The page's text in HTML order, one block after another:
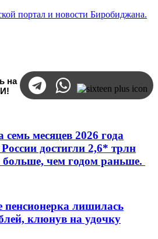
на
месяцев 2026 года
достигли 2,6* трлн
больше, чем годом раньше.
пенсионерка лишилась
клюнув на удочку